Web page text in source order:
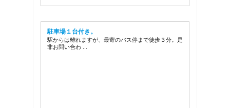
駐車場１台付き。
駅からは離れますが、最寄のバス停まで徒歩３分。是
非お問い合わ …